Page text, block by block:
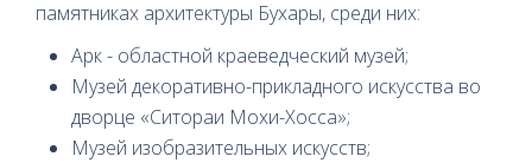
памятниках архитектуры Бухары, среди них:
Арк - областной краеведческий музей;
Музей декоративно-прикладного искусства во
дворце «Ситораи Мохи-Xосcа»;
Музей изобразительных искусств;